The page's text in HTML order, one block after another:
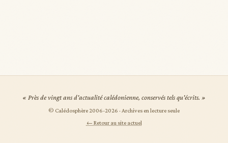
« Près de vingt ans d'actualité calédonienne, conservés tels qu'écrits. »
© Calédosphère 2006-2026 · Archives en lecture seule
← Retour au site actuel